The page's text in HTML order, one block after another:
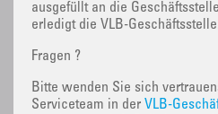
ausgefüllt an die
erledigt die VLB-
Fragen ?
Bitte wenden Sie sich
Serviceteam in der VLB-